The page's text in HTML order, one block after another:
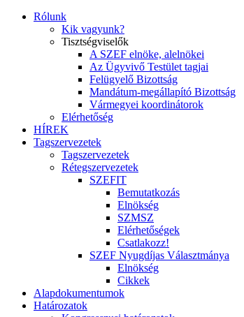
Rólunk
Kik vagyunk?
Tisztségviselők
A SZEF elnöke, alelnökei
Az Ügyvivő Testület tagjai
Felügyelő Bizottság
Mandátum-megállapító Bizottság
Vármegyei koordinátorok
Elérhetőség
HÍREK
Tagszervezetek
Tagszervezetek
Rétegszervezetek
SZEFIT
Bemutatkozás
Elnökség
SZMSZ
Elérhetőségek
Csatlakozz!
SZEF Nyugdíjas Választmánya
Elnökség
Cikkek
Alapdokumentumok
Határozatok